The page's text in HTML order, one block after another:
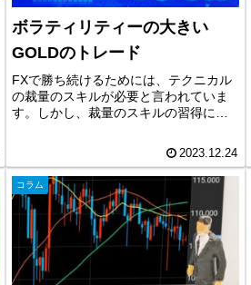
ボラティリティーの大きい
GOLDのトレード
FXで勝ち続けるためには、テクニカル
の裁量のスキルが必要と言われていま
す。しかし、裁量のスキルの習得に
められます。そこで、現在練習ソフト
を用いて時短で波動と大衆心理を利用
した手法の開発に取り組んでいます。
今...
2023.12.24
コラム